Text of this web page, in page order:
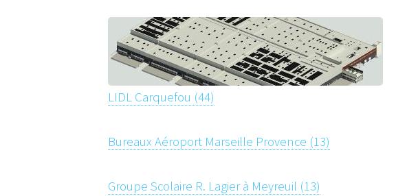
LIDL Carquefou (44)
Bureaux Aéroport Marseille Provence (13)
Groupe Scolaire R. Lagier à Meyreuil (13)